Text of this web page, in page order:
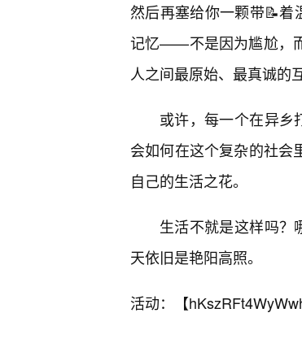
然后再塞给你一颗带📝着
记忆——不是因为尴尬，
人之间最原始、最真诚的
或许，每一个在异乡
会如何在这个复杂的社会
自己的生活之花。
生活不就是这样吗？
天依旧是艳阳高照。
活动：【